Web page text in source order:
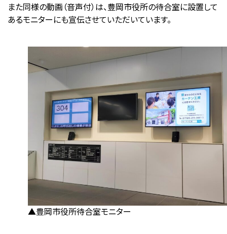
また同様の動画（音声付）は、豊岡市役所の待合室に設置して
あるモニターにも宣伝させていただいています。
▲豊岡市役所待合室モニター